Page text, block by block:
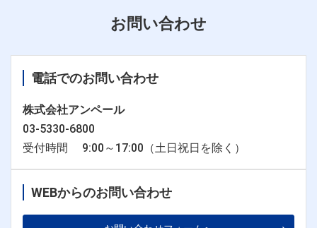
お問い合わせ
電話でのお問い合わせ
株式会社アンペール
03-5330-6800
受付時間 9:00～17:00（土日祝日を除く）
WEBからのお問い合わせ